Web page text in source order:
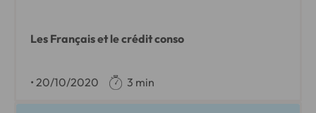
Les Français et le crédit conso
• 20/10/2020 3 min